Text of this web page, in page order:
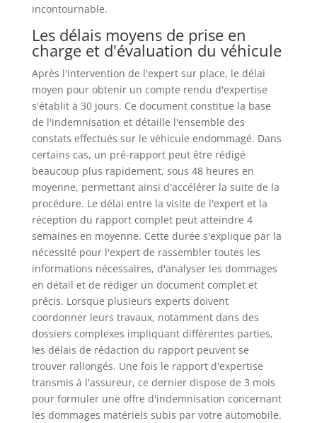
incontournable.
Les délais moyens de prise en
charge et d'évaluation du véhicule
Après l'intervention de l'expert sur place, le délai
moyen pour obtenir un compte rendu d'expertise
s'établit à 30 jours. Ce document constitue la base
de l'indemnisation et détaille l'ensemble des
constats effectués sur le véhicule endommagé. Dans
certains cas, un pré-rapport peut être rédigé
beaucoup plus rapidement, sous 48 heures en
moyenne, permettant ainsi d'accélérer la suite de la
procédure. Le délai entre la visite de l'expert et la
réception du rapport complet peut atteindre 4
semaines en moyenne. Cette durée s'explique par la
nécessité pour l'expert de rassembler toutes les
informations nécessaires, d'analyser les dommages
en détail et de rédiger un document complet et
précis. Lorsque plusieurs experts doivent
coordonner leurs travaux, notamment dans des
dossiers complexes impliquant différentes parties,
les délais de rédaction du rapport peuvent se
trouver rallongés. Une fois le rapport d'expertise
transmis à l'assureur, ce dernier dispose de 3 mois
pour formuler une offre d'indemnisation concernant
les dommages matériels subis par votre automobile.